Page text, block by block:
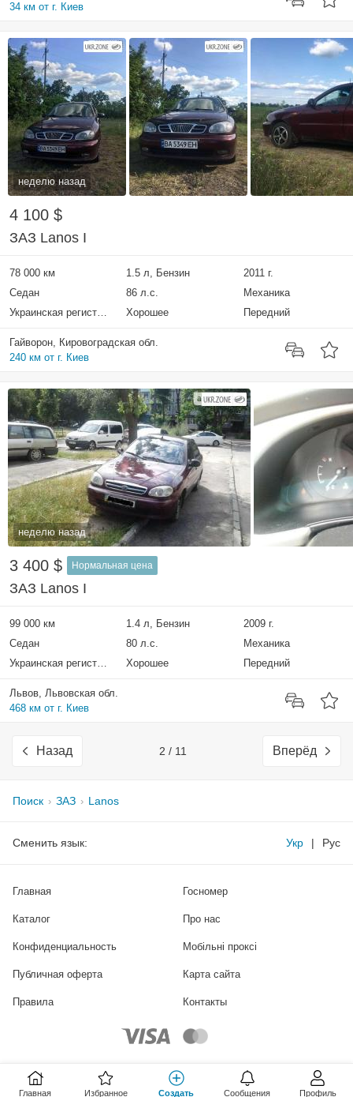
34 км от г. Киев
неделю назад
4 100 $
ЗАЗ Lanos I
78 000 км 1.5 л, Бензин
2011 г.
Седан
86 л.с.
Механика
Украинская регистрация
Хорошее Передний
Гайворон, Кировоградская обл.
240 км от г. Киев
неделю назад
3 400 $ Нормальная цена
ЗАЗ Lanos I
99 000 км 1.4 л, Бензин
2009 г.
Седан
80 л.с.
Механика
Украинская регистрация
Хорошее Передний
Львов, Львовская обл.
468 км от г. Киев
Назад 2 / 11 Вперёд
Поиск ЗАЗ Lanos
Сменить язык: Укр | Рус
Главная
Каталог
Госномер
Про нас
Конфиденциальность Мобільні проксі
Публичная оферта Карта сайта
Правила Контакты
Главная Избранное Создать Сообщения Профиль